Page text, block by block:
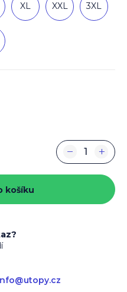
XL XXL 3XL
+
−
košíku
@utopy.cz